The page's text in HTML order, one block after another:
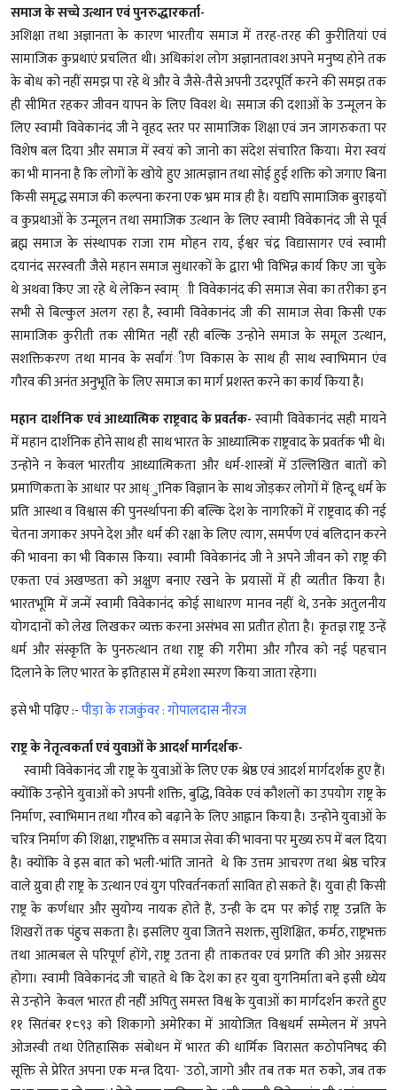
समाज के सच्चे उत्थान एवं पुनरुद्धारकर्ता-
अशिक्षा तथा अज्ञानता के कारण भारतीय समाज में तरह-तरह की कुरीतियां एवं
सामाजिक कुप्रथाएं प्रचलित थी। अधिकांश लोग अज्ञानतावश अपने मनुष्य होने तक
के बोध को नहीं समझ पा रहे थे और वे जैसे-तैसे अपनी उदरपूर्ति करने की समझ तक
ही सीमित रहकर जीवन यापन के लिए विवश थे। समाज की दशाओं के उन्मूलन के
लिए स्वामी विवेकानंद जी ने वृहद स्तर पर सामाजिक शिक्षा एवं जन जागरुकता पर
विशेष बल दिया और समाज में स्वयं को जानो का संदेश संचारित किया। मेरा स्वयं
का भी मानना है कि लोगों के खोये हुए आत्मज्ञान तथा सोई हुई शक्ति को जगाए बिना
किसी समृद्ध समाज की कल्पना करना एक भ्रम मात्र ही है। यद्यपि सामाजिक बुराइयों
व कुप्रथाओं के उन्मूलन तथा समाजिक उत्थान के लिए स्वामी विवेकानंद जी से पूर्व
ब्रह्म समाज के संस्थापक राजा राम मोहन राय, ईश्वर चंद्र विद्यासागर एवं स्वामी
दयानंद सरस्वती जैसे महान समाज सुधारकों के द्वारा भी विभिन्न कार्य किए जा चुके
थे अथवा किए जा रहे थे लेकिन स्वाम्ाी विवेकानंद की समाज सेवा का तरीका इन
सभी से बिल्कुल अलग रहा है, स्वामी विवेकानंद जी की सामाज सेवा किसी एक
सामाजिक कुरीती तक सीमित नहीें रही बल्कि उन्होने समाज के समूल उत्थान,
सशक्तिकरण तथा मानव के सर्वांगंीण विकास के साथ ही साथ स्वाभिमान एंव
गौरव की अनंत अनुभूति के लिए समाज का मार्ग प्रशस्त करने का कार्य किया है।
महान दार्शनिक एवं आध्यात्मिक राष्ट्रवाद के प्रवर्तक-स्वामी विवेकानंद सही मायने
में महान दार्शनिक होने साथ ही साथ भारत के आध्यात्मिक राष्ट्रवाद के प्रवर्तक भी थे।
उन्होने न केवल भारतीय आध्यात्मिकता और धर्म-शास्त्रों में उल्लिखित बातों को
प्रमाणिकता के आधार पर आध्ुानिक विज्ञान के साथ जोड़कर लोगों में हिन्दू धर्म के
प्रति आस्था व विश्वास की पुनर्स्थापना की बल्कि देश के नागरिकों में राष्ट्रवाद की नई
चेतना जगाकर अपने देश और धर्म की रक्षा के लिए त्याग, समर्पण एवं बलिदान करने
की भावना का भी विकास किया। स्वामी विवेकानंद जी ने अपने जीवन को राष्ट्र की
एकता एवं अखण्डता को अक्षुण बनाए रखने के प्रयासों में ही व्यतीत किया है।
भारतभूमि में जन्में स्वामी विवेकानंद कोई साधारण मानव नहीं थे, उनके अतुलनीय
योगदानों को लेख लिखकर व्यक्त करना असंभव सा प्रतीत होता है। कृतज्ञ राष्ट्र उन्हें
धर्म और संस्कृति के पुनरुत्थान तथा राष्ट्र की गरीमा और गौरव को नई पहचान
दिलाने के लिए भारत के इतिहास में हमेशा स्मरण किया जाता रहेगा।
इसे भी पढ़िए :-पीड़ा के राजकुंवर : गोपालदास नीरज
राष्ट्र के नेतृत्वकर्ता एवं युवाओं के आदर्श मार्गदर्शक-
स्वामी विवेकानंद जी राष्ट्र के युवाओं के लिए एक श्रेष्ठ एवं आदर्श मार्गदर्शक हुए हैं।
क्योंकि उन्होने युवाओं को अपनी शक्ति, बुद्धि, विवेक एवं कौशलों का उपयोग राष्ट्र के
निर्माण, स्वाभिमान तथा गौरव को बढ़ाने के लिए आह्नान किया है। उन्होने युवाओं के
चरित्र निर्माण की शिक्षा, राष्ट्रभक्ति व समाज सेवा की भावना पर मुख्य रुप में बल दिया
है। क्योंकि वे इस बात को भली-भांति जानते थे कि उत्तम आचरण तथा श्रेष्ठ चरित्र
वाले य्रुवा ही राष्ट्र के उत्थान एवं युग परिवर्तनकर्ता सावित हो सकते हैं। युवा ही किसी
राष्ट्र के कर्णधार और सुयोग्य नायक होते हैं, उन्ही के दम पर कोई राष्ट्र उन्नति के
शिखरों तक पंहुच सकता है। इसलिए युवा जितने सशक्त, सुशिक्षित, कर्मठ, राष्ट्रभक्त
तथा आत्मबल से परिपूर्ण होंगे, राष्ट्र उतना ही ताकतवर एवं प्रगति की ओर अग्रसर
होगा। स्वामी विवेकानंद जी चाहते थे कि देश का हर युवा युगनिर्माता बने इसी ध्येय
से उन्होने केवल भारत ही नहीें अपितु समस्त विश्व के युवाओं का मार्गदर्शन करते हुए
११ सितंबर १८९३ को शिकागो अमेरिका में आयोजित विश्वधर्म सम्मेलन में अपने
ओजस्वी तथा ऐतिहासिक संबोधन में भारत की धार्मिक विरासत कठोपनिषद की
सूक्ति से प्रेरित अपना एक मन्त्र दिया- `उठो, जागो और तब तक मत रुको, जब तक